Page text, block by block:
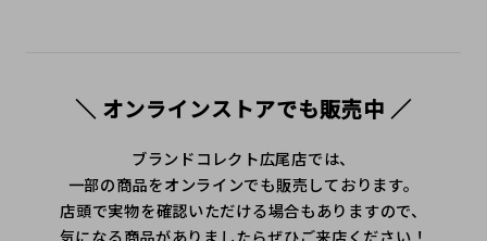
＼ オンラインストアでも販売中 ／
ブランドコレクト広尾店では、
一部の商品をオンラインでも販売しております。
店頭で実物を確認いただける場合もありますので、
気になる商品がありましたらぜひご来店ください！